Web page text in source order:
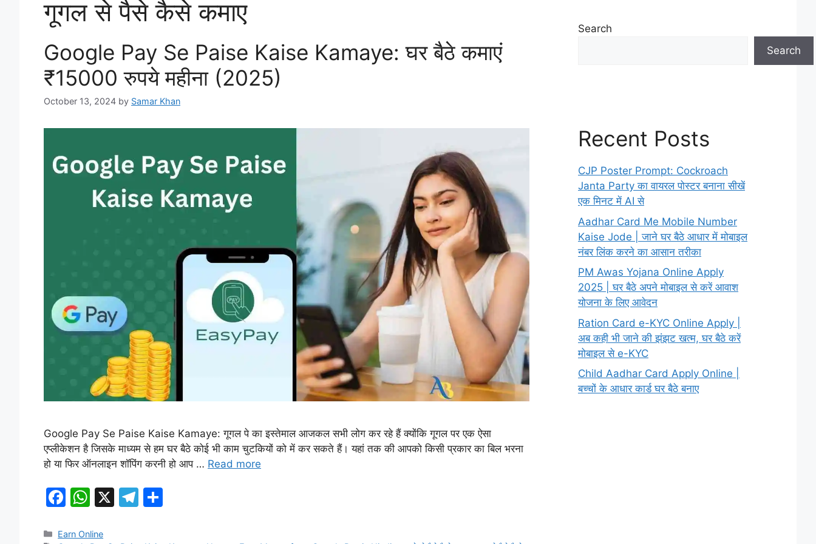
गूगल से पैसे कैसे कमाए
Google Pay Se Paise Kaise Kamaye: घर बैठे कमाएं
₹15000 रुपये महीना (2025)
October 13, 2024 by Samar Khan
Google Pay Se Paise Kaise Kamaye: गूगल पे का इस्तेमाल आजकल सभी लोग कर रहे हैं क्योंकि गूगल पर एक ऐसा
एप्लीकेशन है जिसके माध्यम से हम घर बैठे कोई भी काम चुटकियों को में कर सकते हैं। यहां तक की आपको किसी प्रकार का बिल भरना
हो या फिर ऑनलाइन शॉपिंग करनी हो आप … Read more
F
c
W
at
X
T
Categories
Earn Online
Search
Search
Recent Posts
CJP Poster Prompt: Cockroach
Janta Party का वायरल पोस्टर बनाना सीखें
एक मिनट में AI से
Aadhar Card Me Mobile Number
Kaise Jode | जाने घर बैठे आधार में मोबाइल
नंबर लिंक करने का आसान तरीका
PM Awas Yojana Online Apply
2025 | घर बैठे अपने मोबाइल से करें आवाश
योजना के लिए आवेदन
Ration Card e-KYC Online Apply |
अब कही भी जाने की झंझट खत्म, घर बैठे करें
मोबाइल से e-KYC
Child Aadhar Card Apply Online |
बच्चों के आधार कार्ड घर बैठे बनाए